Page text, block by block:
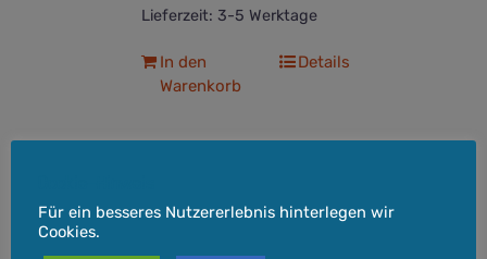
Lieferzeit: 3-5 Werktage
In den
Warenkorb
Details
Farm der Tiere – von George
Für ein besseres Nutzererlebnis hinterlegen wir
Cookies.